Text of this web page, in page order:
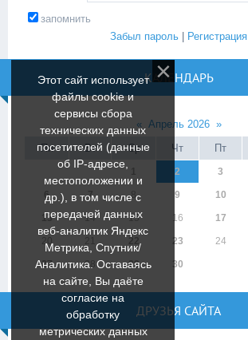
запомнить
Забыл пароль
Регистрация
КАЛЕНДАРЬ
« Апрель 2026 »
Пн
Вт Ср Чт Пт
2 3
6 7 8 9 10
13 14 15 16 17
20 23 24
27 28 29 30
ДРУЗЬЯ САЙТА
Этот сайт использует
файлы cookie и
сервисы сбора
технических данных
посетителей (данные
об IP-адресе,
местоположении и
др.), в том числе с
передачей данных
веб-аналитик Яндекс
Метрика, Спутник/
Аналитика. Оставаясь
на сайте, Вы даёте
согласие на
обработку
метрических данных